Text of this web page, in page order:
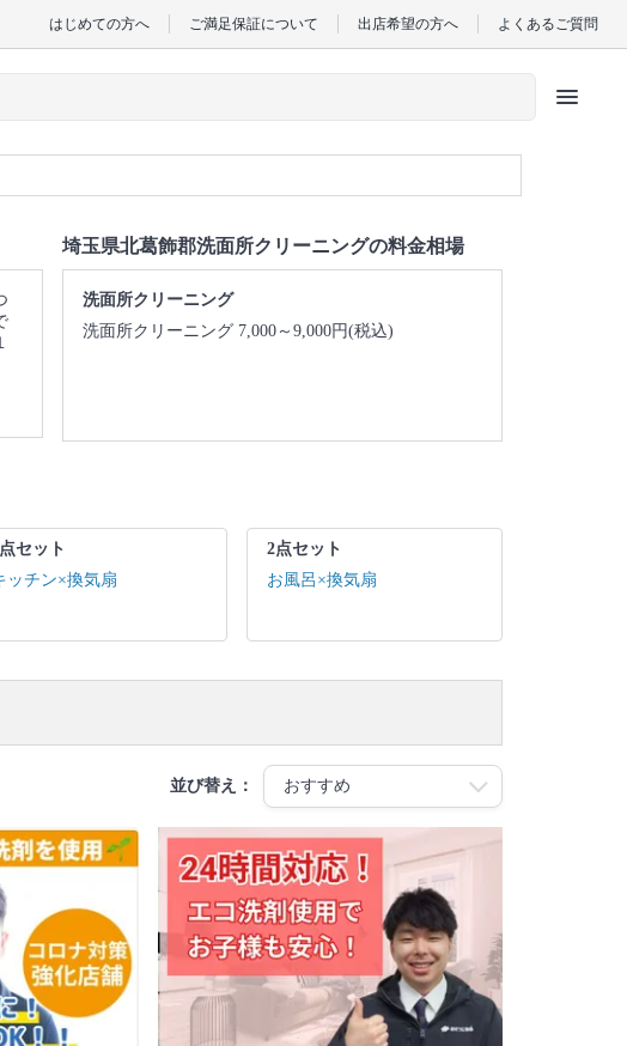
はじめての方へ ご満足保証について 出店希望の方へ よくあるご質問
menu
埼玉県北葛飾郡洗面所クリーニングの料金相場
洗面所クリーニング
洗面所クリーニング 7,000～9,000円(税込)
セット
ッチン×換気扇
2点セット
お風呂×換気扇
並び替え：